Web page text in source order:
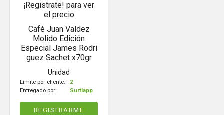
¡Registrate! para ver
el precio
Café Juan Valdez
Molido Edición
Especial James Rodri
guez Sachet x70gr
Unidad
Límite por cliente:
2
Entregado por:
Surtiapp
REGISTRARME